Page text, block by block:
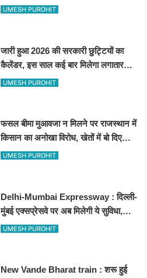
जानिए बीकानेर समेत पुरे प्रदेश में नए रेट
UMESH PUROHIT
जारी हुआ 2026 की सरकारी छुट्टियों का
कैलेंडर, इस साल कई बार मिलेगा लगातार
अवकाश, देखें
UMESH PUROHIT
फसल बीमा मुआवजा न मिलने पर राजस्थान में
किसान का अनोखा विरोध, खेतों में बो दिए
500-500 रुपए के नोट, वीडियो वायरल
UMESH PUROHIT
Delhi-Mumbai Expressway : दिल्ली-
मुंबई एक्सप्रेसवे पर अब मिलेगी ये सुविधा,
हेलीकॉप्टर सर्विस से तुरंत घायल पहुंचेगा
UMESH PUROHIT
New Vande Bharat train : शरू हुई